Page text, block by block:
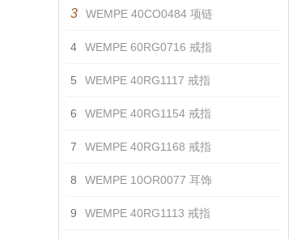
3 WEMPE 40CO0484 项链
4 WEMPE 60RG0716 戒指
5 WEMPE 40RG1117 戒指
6 WEMPE 40RG1154 戒指
7 WEMPE 40RG1168 戒指
8 WEMPE 10OR0077 耳饰
9 WEMPE 40RG1113 戒指